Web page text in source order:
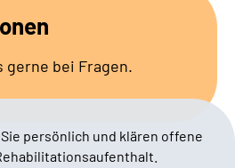
bei Fragen.
persönlich und klären offene